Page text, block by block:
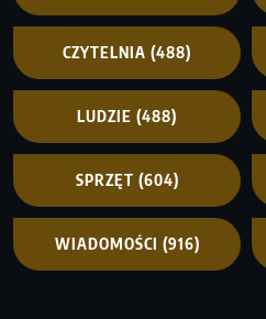
CZYTELNIA (488)
LUDZIE (488)
SPRZĘT (604)
WIADOMOŚCI (916)